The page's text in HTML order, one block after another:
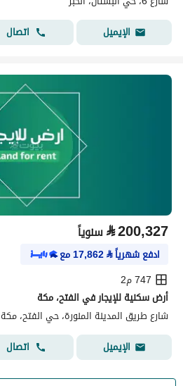
الإيميل
اتصال
⃁200,327 سنوياً
ادفع شهرياً⃁
17,862مع
747 م2
أرض سكنية للإيجار في الفتح، مكة
شارع طريق المدينة المنورة، حي الفتح، مكة
الإيميل
اتصال